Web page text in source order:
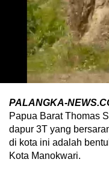
PALANGKA-
Papua Barat Thomas
dapur 3T yang
di kota ini adalah
Kota Manokwari.